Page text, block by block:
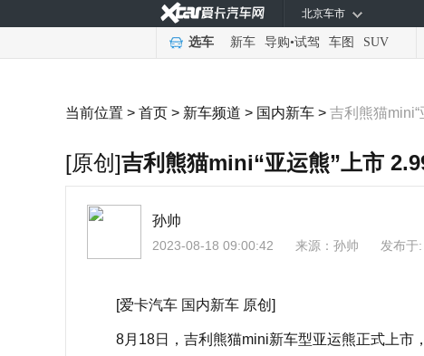
北京车市
选车 新车 导购•试驾 车图 SUV
当前位置 > 首页 > 新车频道 > 国内新车 > 吉利熊猫mini“
[原创]吉利熊猫mini“亚运熊”上市
孙帅
2023-08-18 09:00:42 来源： 孙帅 发布于
[爱卡汽车 国内新车 原创]
8月18日，吉利熊猫mini新车型亚运熊正式上市